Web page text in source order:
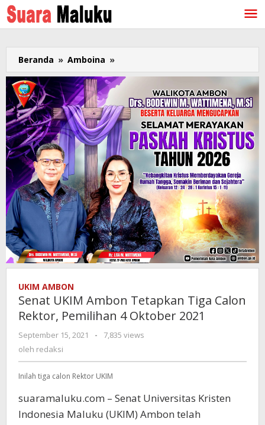
Lewati
ke
konten
Beranda » Amboina »
UKIM
Ambon
Tetapkan
Tiga
Calon
Rektor,
Pemilihan
4
Oktober
2021
UKIM AMBON
Senat UKIM Ambon Tetapkan Tiga Calon
Rektor, Pemilihan 4 Oktober 2021
September 15, 2021
oleh
-
7,835 views
oleh redaksi
Inilah tiga calon Rektor UKIM
suaramaluku.com – Senat Universitas Kristen
Indonesia Maluku (UKIM) Ambon telah